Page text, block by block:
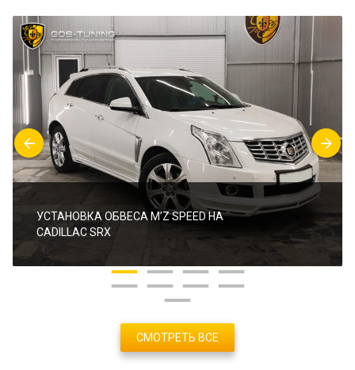
УСТАНОВКА ОБВЕСА M’Z SPEED НА
CADILLAC SRX
СМОТРЕТЬ ВСЕ